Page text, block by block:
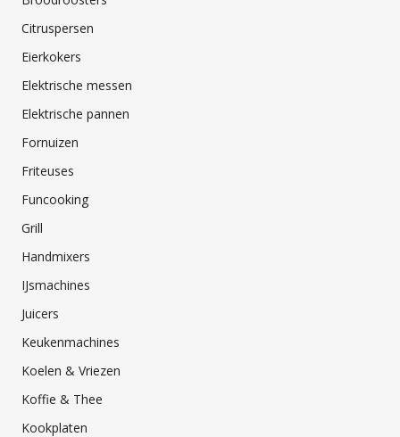
Citruspersen
Eierkokers
Elektrische messen
Elektrische pannen
Fornuizen
Friteuses
Funcooking
Grill
Handmixers
IJsmachines
Juicers
Keukenmachines
Koelen & Vriezen
Koffie & Thee
Kookplaten